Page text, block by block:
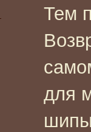
Тем
для